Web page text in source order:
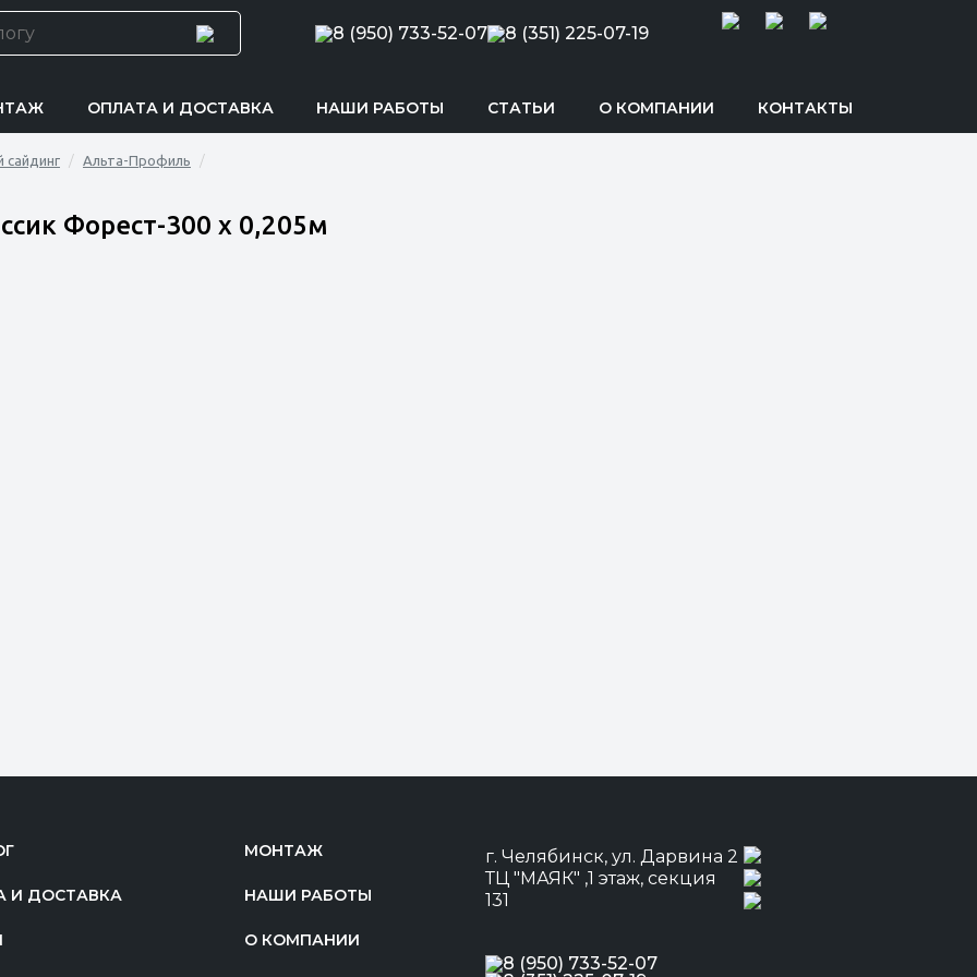
8 (950) 733-52-07 8 (351) 225-07-19
ОПЛАТА И ДОСТАВКА НАШИ РАБОТЫ СТАТЬИ О КОМПАНИИ КОНТАКТЫ
сайдинг Альта-Профиль
Форест-300 х 0,205м
МОНТАЖ
И ДОСТАВКА НАШИ РАБОТЫ
О КОМПАНИИ
г. Челябинск, ул. Дарвина 2
ТЦ "МАЯК" ,1 этаж, секция
131
8 (950) 733-52-07